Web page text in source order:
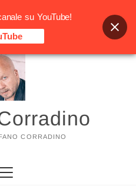
CORRADINO
su YouTube!